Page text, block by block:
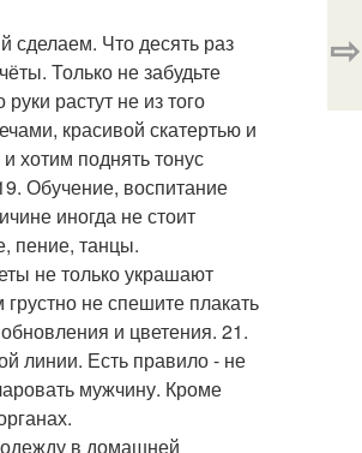
сделаем. Что десять раз
Только не забудьте
растут не из того
красивой скатертью и
хотим поднять тонус
Обучение, воспитание
иногда не стоит
пение, танцы.
не только украшают
не спешите плакать
и цветения. 21.
линии. Есть правило - не
мужчину. Кроме
одежду в домашней
⇨